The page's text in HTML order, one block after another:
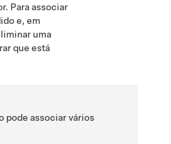
Para associar
e, em
uma
que está
pode associar vários